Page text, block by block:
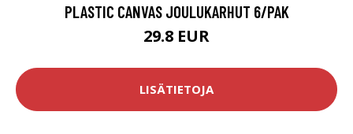
PLASTIC CANVAS JOULUKARHUT 6/PAK
29.8 EUR
LISÄTIETOJA